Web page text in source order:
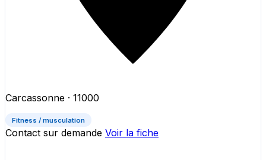
Carcassonne · 11000
Fitness / musculation
Contact sur demande Voir la fiche